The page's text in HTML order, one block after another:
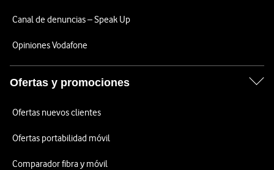
Canal de denuncias – Speak Up
Opiniones Vodafone
Ofertas y promociones
Ofertas nuevos clientes
Ofertas portabilidad móvil
Comparador fibra y móvil